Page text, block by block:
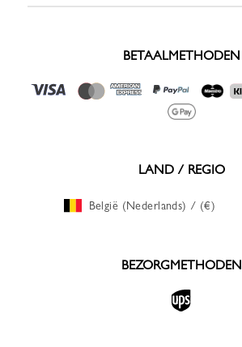
BETAALMETHODEN
LAND / REGIO
België (Nederlands) / (€)
BEZORGMETHODEN